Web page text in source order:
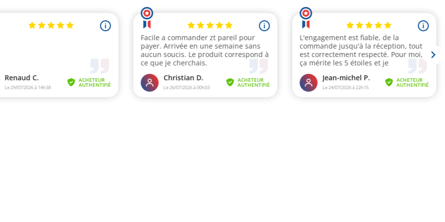
i
Renaud C.
Le 29/07/2026 à 14h38
ACHETEUR
AUTHENTIFIÉ
i
Facile a commander zt pareil pour
payer. Arrivée en une semaine sans
aucun soucis. Le produit correspond à
ce que je cherchais.
Christian D.
Le 26/07/2026 à 00h03
ACHETEUR
AUTHENTIFIÉ
i
L'engagement est fiable, de la
commande jusqu'à la réception, tout
est correctement respecté. Pour moi,
ça mérite les 5 étoiles et je
Jean-michel P.
Le 24/07/2026 à 22h15
ACHETEUR
AUTHENTIFIÉ